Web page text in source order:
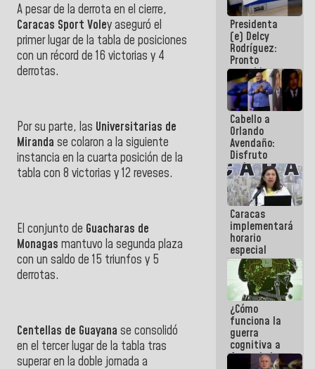
A pesar de la derrota en el cierre,
Caracas Sport Voley aseguró el
primer lugar de la tabla de posiciones
con un récord de 16 victorias y 4
derrotas.
Por su parte, las Universitarias de
Miranda se colaron a la siguiente
instancia en la cuarta posición de la
tabla con 8 victorias y 12 reveses.
El conjunto de Guacharas de
Monagas mantuvo la segunda plaza
con un saldo de 15 triunfos y 5
derrotas.
Centellas de Guayana se consolidó
en el tercer lugar de la tabla tras
superar en la doble jornada a
Presidenta
(e) Delcy
Rodríguez:
Pronto
restableceremos
las
operaciones
en el
Aeropuerto
Internacional
de
Maiquetía
Cabello a
Orlando
Avendaño:
Disfruto
cada vez
que escribes
porque lo
que haces
es
embarrarla
Caracas
implementará
horario
especial
para
adaptarse
al plan de
ahorro
energético
¿Cómo
funciona la
guerra
cognitiva a
favor de la